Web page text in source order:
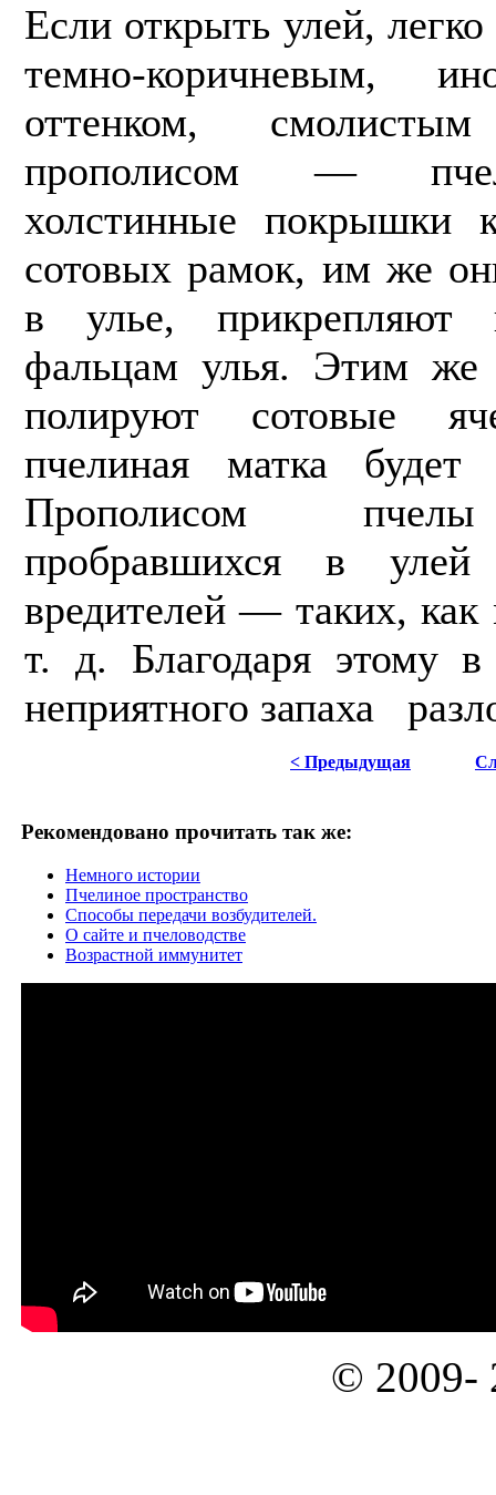
Если открыть улей,
темно-коричневым,
оттенком,
прополисом —
холстинные покрышки
сотовых рамок, им же
в улье, прикрепляют
фальцам улья. Этим же
полируют со­товые
пчелиная матка будет
Прополисом
пробравшихся в
вредителей — таких,
т. д. Благодаря этому в
неприятного запаха
< Предыдущая
Рекомендовано прочитать так же:
Немного истории
Пчелиное пространство
Способы передачи возбудителей.
О сайте и пчеловодстве
Возрастной иммунитет
© 2009-